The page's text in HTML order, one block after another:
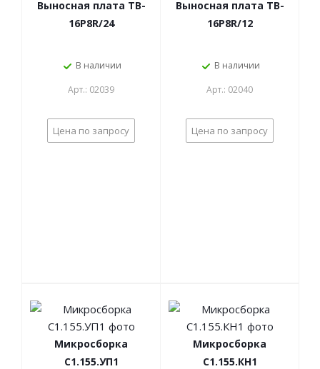
Выносная плата TB-
16P8R/24
В наличии
Арт.: 02039
Цена по запросу
Выносная плата TB-
16P8R/12
В наличии
Арт.: 02040
Цена по запросу
Микросборка
С1.155.УП1
Микросборка
С1.155.КН1